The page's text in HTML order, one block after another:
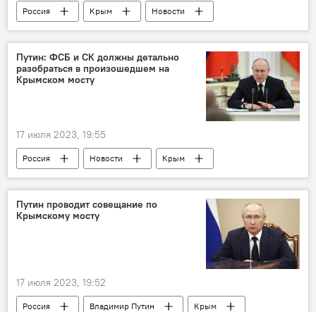
Россия Крым
Новости
Владимир Путин
Путин: ФСБ и СК должны детально
разобраться в произошедшем на
Крымском мосту
17 июля 2023, 19:55
Россия Новости
Крым
Владимир Путин
Путин проводит совещание по
Крымскому мосту
17 июля 2023, 19:52
Россия Владимир Путин
Крым